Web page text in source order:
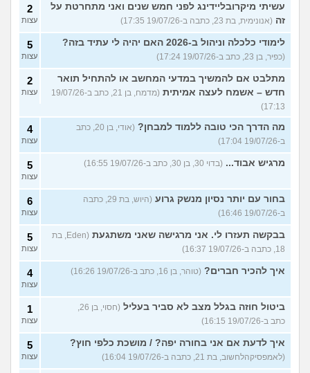
עשיתי מיקרובליידינג לפני חמש שנים ואני מתחרטת על
זה (אנונימית, בת 23, כתבה ב-19/07/26 17:35)
2
עצות
לימודי כלכלה וניהול ב-2026 האם יהיה לי עתיד בזה?
(כפיר, בן 23, כתב ב-19/07/26 17:24)
5
עצות
מתלבט אם להמשיך במדעי המחשב או להתחיל תואר
חדש – אשמח לעצה אמיתית
(מדמח, בן 21, כתב ב-19/07/26
17:13)
2
עצות
מה הדרך הכי טובה ללמוד למבחן?
(אודי, בן 20, כתב
ב-19/07/26 17:04)
4
עצות
מרגיש אבוד... (בדוי 30, בן 30, כתב ב-19/07/26 16:55) 5
עצות
בחור עם יותר נסיון מנשק גרוע
(היוש, בת 29, כתבה
ב-19/07/26 16:46)
6
עצות
בבקשה תעזרו לי. אני מרגישה שאני משתגעת
(Eden, בת
18, כתבה ב-19/07/26 16:37)
5
עצות
איך להכיר חברים? (טוהר, בן 16, כתב ב-19/07/26 16:26) 4
עצות
ביטול חוזה בגלל מצב לא סביר בעליל
(חסוי, בן 26,
כתב ב-19/07/26 16:15)
1
עצות
איך לדעת אם אני בחורה יפה? / מושכת כלפי חוץ?
(לאמפסיקהלחשוב, בת 21, כתבה ב-19/07/26 16:04)
5
עצות